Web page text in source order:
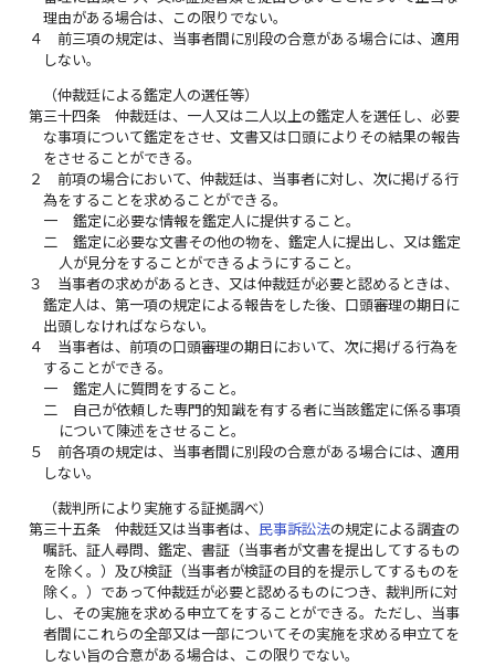
理由がある場合は、この限りでない。
４
前三項の規定は、当事者間に別段の合意がある場合には、適用
しない。
（仲裁廷による鑑定人の選任等）
第三十四条
仲裁廷は、一人又は二人以上の鑑定人を選任し、必要
な事項について鑑定をさせ、文書又は口頭によりその結果の報告
をさせることができる。
２
前項の場合において、仲裁廷は、当事者に対し、次に掲げる行
為をすることを求めることができる。
一
鑑定に必要な情報を鑑定人に提供すること。
二
鑑定に必要な文書その他の物を、鑑定人に提出し、又は鑑定
人が見分をすることができるようにすること。
３
当事者の求めがあるとき、又は仲裁廷が必要と認めるときは、
鑑定人は、第一項の規定による報告をした後、口頭審理の期日に
出頭しなければならない。
４
当事者は、前項の口頭審理の期日において、次に掲げる行為を
することができる。
一
鑑定人に質問をすること。
二
自己が依頼した専門的知識を有する者に当該鑑定に係る事項
について陳述をさせること。
５
前各項の規定は、当事者間に別段の合意がある場合には、適用
しない。
（裁判所により実施する証拠調べ）
第三十五条
仲裁廷又は当事者は、 民事訴訟法の規定による調査の
嘱託、証人尋問、鑑定、書証（当事者が文書を提出してするもの
を除く。）及び検証（当事者が検証の目的を提示してするものを
除く。）であって仲裁廷が必要と認めるものにつき、裁判所に対
し、その実施を求める申立てをすることができる。ただし、当事
者間にこれらの全部又は一部についてその実施を求める申立てを
しない旨の合意がある場合は、この限りでない。